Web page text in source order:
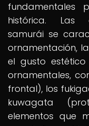
fundamentales
histórica. Las
samurái se
ornamentación,
el gusto
ornamentales,
frontal), los
kuwagata
elementos que